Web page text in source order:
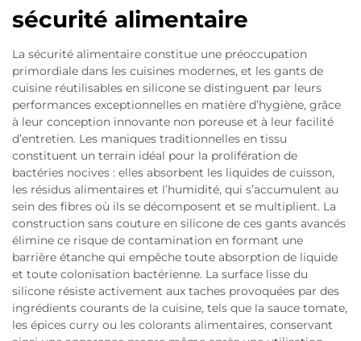
sécurité alimentaire
La sécurité alimentaire constitue une préoccupation
primordiale dans les cuisines modernes, et les gants de
cuisine réutilisables en silicone se distinguent par leurs
performances exceptionnelles en matière d’hygiène, grâce
à leur conception innovante non poreuse et à leur facilité
d’entretien. Les maniques traditionnelles en tissu
constituent un terrain idéal pour la prolifération de
bactéries nocives : elles absorbent les liquides de cuisson,
les résidus alimentaires et l’humidité, qui s’accumulent au
sein des fibres où ils se décomposent et se multiplient. La
construction sans couture en silicone de ces gants avancés
élimine ce risque de contamination en formant une
barrière étanche qui empêche toute absorption de liquide
et toute colonisation bactérienne. La surface lisse du
silicone résiste activement aux taches provoquées par des
ingrédients courants de la cuisine, tels que la sauce tomate,
les épices curry ou les colorants alimentaires, conservant